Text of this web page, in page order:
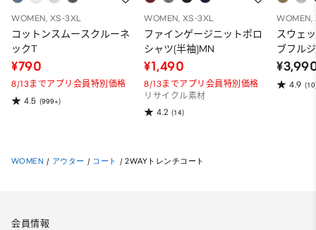
WOMEN, XS-3XL
コットンスムースクルーネ
ックT
¥790
8/13までアプリ会員特別価格
4.5 (999+)
WOMEN, XS-3XL
ファインゲージニットポロ
シャツ(半袖)MN
¥1,490
8/13までアプリ会員特別価格
リサイクル素材
4.2 (14)
WOMEN,
スウェ
ブフル
ーパー
ット）
4.9
WOMEN / アウター / コート / 2WAYトレンチコート
会員情報